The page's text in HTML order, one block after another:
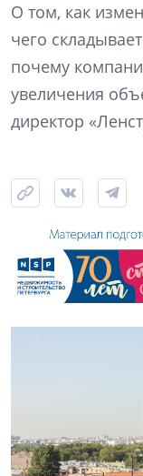
О том, как
чего
почему
увеличения
директор